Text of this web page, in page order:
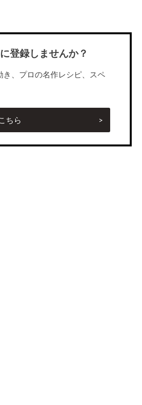
登録しませんか？
、プロの名作レシピ、スペ
ちら